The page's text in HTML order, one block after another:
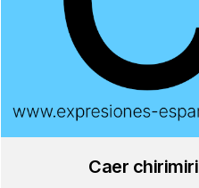
Caer chirimiri